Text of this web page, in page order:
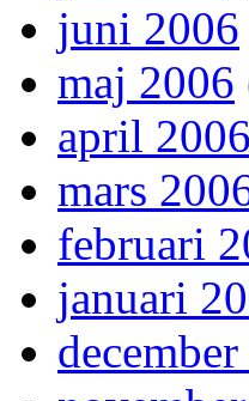
juni 2006
maj 2006
april 2006
mars
februari
januari